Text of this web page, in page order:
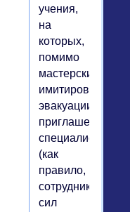
учения,
на
которых,
помимо
мастерски
имитированной
эвакуации,
приглашенные
специалисты
(как
правило,
сотрудники
сил